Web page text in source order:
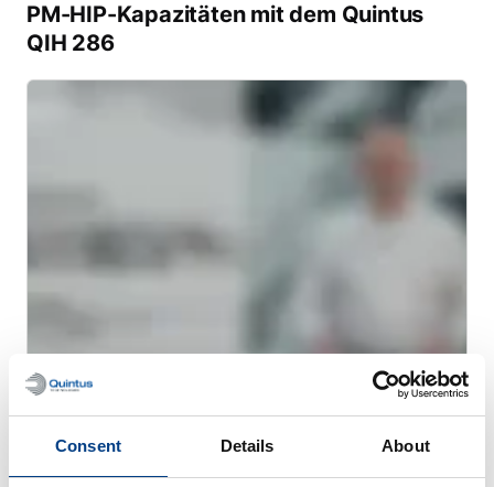
Consent Details About
PM-HIP-Kapazitäten mit dem Quintus
QIH 286
Heißisostatisches Pressen (HIP) für die